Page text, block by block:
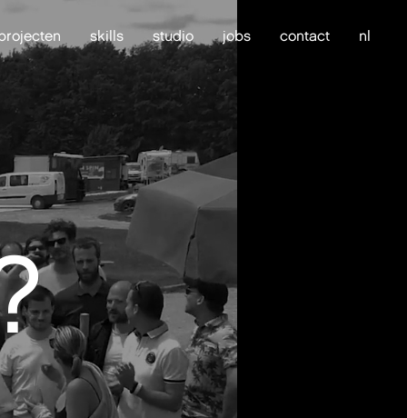
skills studio jobs contact nl